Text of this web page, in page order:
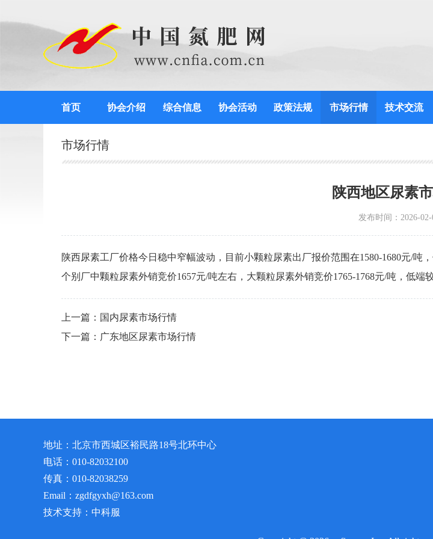
首页 协会介绍 综合信息 协会活动 政策法规 市场行情 技术交流
市场行情
陕西地区尿素
发布时间：2026-
陕西尿素工厂价格今日稳中窄幅波动，目前小颗粒尿素出厂报价范围在1580-1680元/
个别厂中颗粒尿素外销竞价1657元/吨左右，大颗粒尿素外销竞价1765-1768元/吨，低端
上一篇：国内尿素市场行情
下一篇：广东地区尿素市场行情
地址：北京市西城区裕民路18号北环中心
电话：010-82032100
传真：010-82038259
Email：zgdfgyxh@163.com
技术支持：中科服